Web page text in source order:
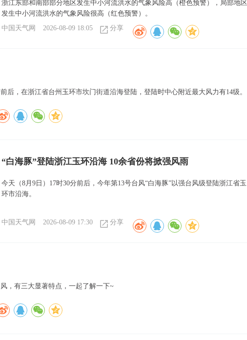
浙江东部和南部部分地区发生中小河流洪水的气象风险高（橙色预警），局部地区
发生中小河流洪水的气象风险很高（红色预警）。
中国天气网
2026-08-09 18:05 分享
后，在浙江省台州玉环市坎门街道沿海登陆，登陆时中心附近最大风力有14级。
“白海豚”登陆浙江玉环沿海 10余省份将掀强风雨
今天（8月9日）17时30分前后，今年第13号台风“白海豚”以强台风级登陆浙江省玉
环市沿海。
中国天气网 2026-08-09 17:30 分享
，有三大显著特点，一起了解一下~